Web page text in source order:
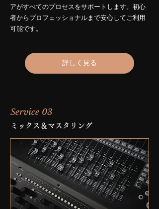
アがすべてのプロセスをサポートします。初心
者からプロフェッショナルまで安心してご利用
可能です。
詳しく見る
Service 03
ミックス＆マスタリング